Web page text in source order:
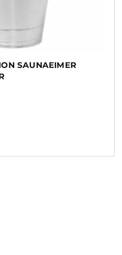
SAUNAEIMER